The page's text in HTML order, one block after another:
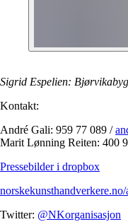
Sigrid Espelien:
Kontakt:
André Gali: 959 77 089 /
Marit Lønning Reiten: 400
Pressebilder i dropbox
Twitter: @NKorganisasjon